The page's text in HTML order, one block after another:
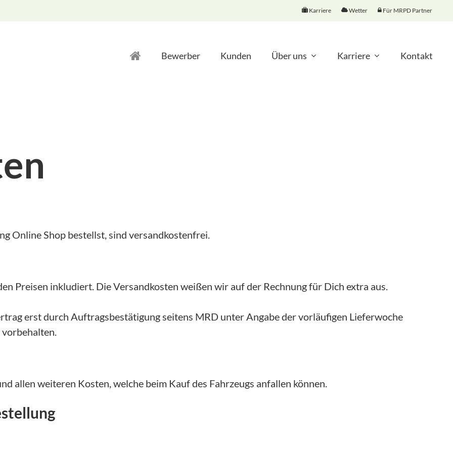
Karriere Wetter Für MRPD Partner
Bewerber Kunden Über uns Karriere Kontakt
Online Shop bestellst, sind versandkostenfrei.
Preisen inkludiert. Die Versandkosten weißen wir auf der Rechnung für Dich extra aus.
erst durch Auftragsbestätigung seitens MRD unter Angabe der vorläufigen Lieferwoche
allen weiteren Kosten, welche beim Kauf des Fahrzeugs anfallen können.